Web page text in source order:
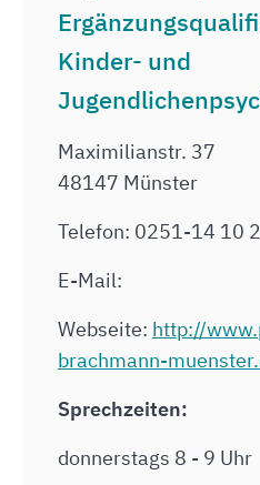
Kinder- und
Maximilianstr. 37
48147 Münster
Telefon: 0251-14 10
E-Mail:
Webseite: http://
brachmann-
Sprechzeiten:
donnerstags 8 - 9 Uhr